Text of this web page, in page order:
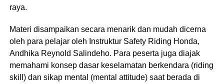
raya.
Materi disampaikan secara menarik dan mudah dicerna
oleh para pelajar oleh Instruktur Safety Riding Honda,
Andhika Reynold Salindeho. Para peserta juga diajak
memahami konsep dasar keselamatan berkendara (riding
skill) dan sikap mental (mental attitude) saat berada di